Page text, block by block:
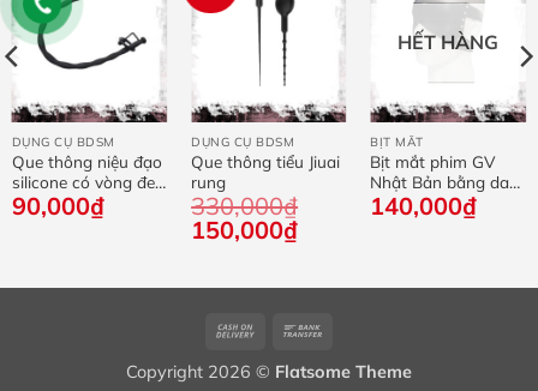
DỤNG CỤ BDSM
Que thông niệu đạo
silicone có vòng đeo
mẫu gợn sóng
90,000₫
DỤNG CỤ BDSM
Que thông tiểu Jiuai
rung
330,000₫
Giá
gốc
330,000₫.
150,000₫Giá
là:
HẾT HÀNG
BỊT MẮT
Bịt mắt phim GV
Nhật Bản bằng da
bản to
140,000₫
Cash
Delivery
Copyright 2026 © Flatsome Theme